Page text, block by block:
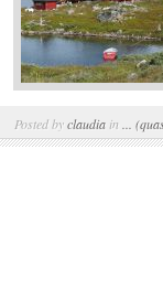
Posted byclaudia in ...